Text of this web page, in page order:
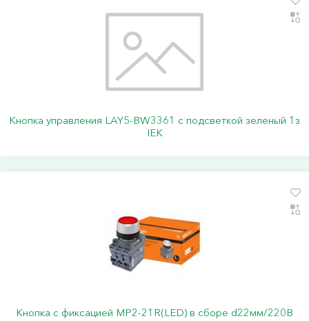
Кнопка управления LAY5-BW3361 с подсветкой зеленый 1з
IEK
Кнопка с фиксацией MP2-21R(LED) в сборе d22мм/220В